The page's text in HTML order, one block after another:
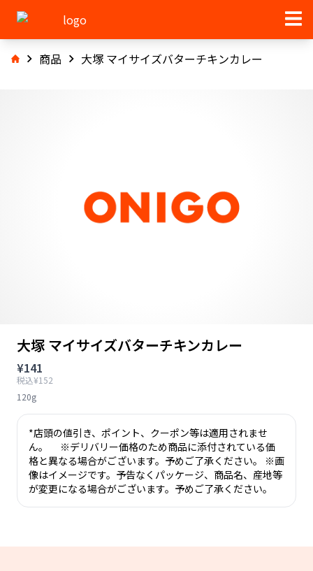
商品 大塚 マイサイズバターチキンカレー
大塚 マイサイズバターチキンカレー
¥141
税込¥152
120g
*店頭の値引き、ポイント、クーポン等は適用されませ
ん。 ※デリバリー価格のため商品に添付されている価
格と異なる場合がございます。予めご了承ください。 ※画
像はイメージです。予告なくパッケージ、商品名、産地等
が変更になる場合がございます。予めご了承ください。